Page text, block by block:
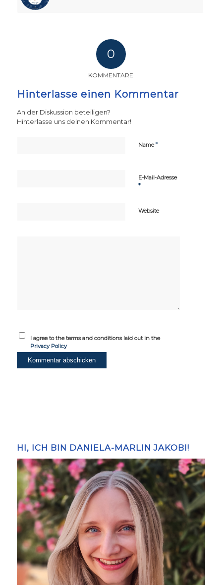
0
KOMMENTARE
Hinterlasse einen Kommentar
An der Diskussion beteiligen?
Hinterlasse uns deinen Kommentar!
Name*
E-Mail-Adresse
*
Website
I agree to the terms and conditions laid out in the
Privacy Policy
HI, ICH BIN DANIELA-MARLIN JAKOBI!